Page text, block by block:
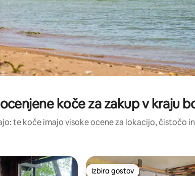
koče za zakup v kraju
te koče imajo visoke ocene za lokacijo, čistočo in
Izbira gostov